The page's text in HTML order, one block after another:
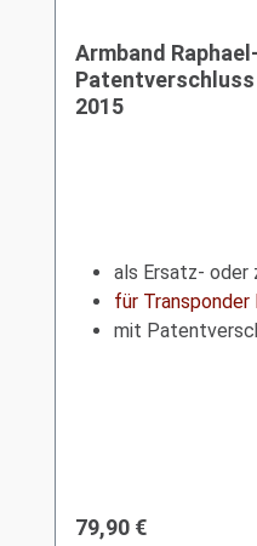
Armband
2015
als Ersatz- oder
für Transponder
mit
Regulärer Preis:
79,90 €